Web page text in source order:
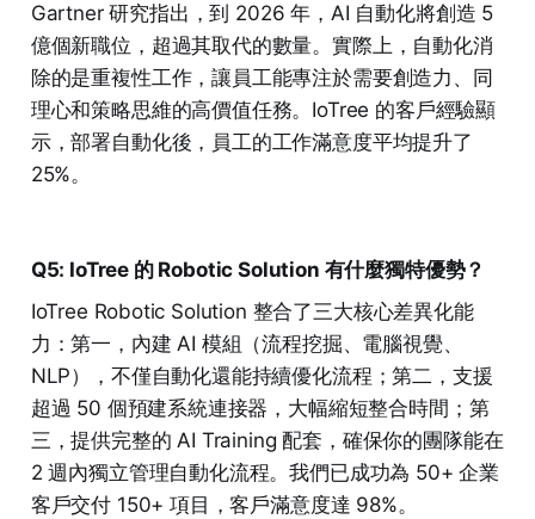
Gartner 研究指出，到 2026 年，AI 自動化將創造 5
億個新職位，超過其取代的數量。實際上，自動化消
除的是重複性工作，讓員工能專注於需要創造力、同
理心和策略思維的高價值任務。IoTree 的客戶經驗顯
示，部署自動化後，員工的工作滿意度平均提升了
25%。
Q5: IoTree 的 Robotic Solution 有什麼獨特優勢？
IoTree Robotic Solution 整合了三大核心差異化能
力：第一，內建 AI 模組（流程挖掘、電腦視覺、
NLP），不僅自動化還能持續優化流程；第二，支援
超過 50 個預建系統連接器，大幅縮短整合時間；第
三，提供完整的 AI Training 配套，確保你的團隊能在
2 週內獨立管理自動化流程。我們已成功為 50+ 企業
客戶交付 150+ 項目，客戶滿意度達 98%。